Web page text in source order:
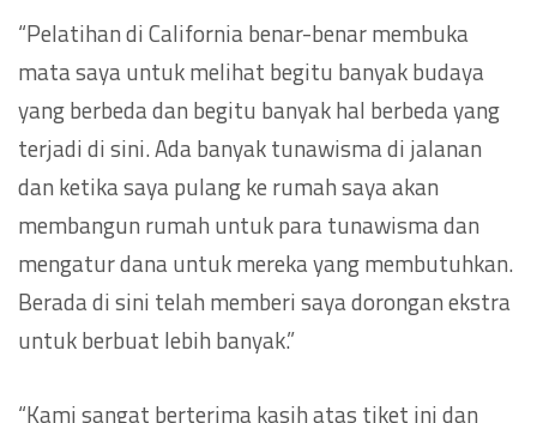
“Pelatihan di California benar-benar membuka
mata saya untuk melihat begitu banyak budaya
yang berbeda dan begitu banyak hal berbeda yang
terjadi di sini. Ada banyak tunawisma di jalanan
dan ketika saya pulang ke rumah saya akan
membangun rumah untuk para tunawisma dan
mengatur dana untuk mereka yang membutuhkan.
Berada di sini telah memberi saya dorongan ekstra
untuk berbuat lebih banyak.”
“Kami sangat berterima kasih atas tiket ini dan